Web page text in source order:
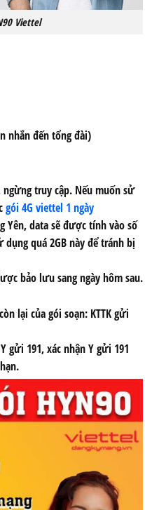
Viettel
nhắn đến tổng đài)
truy cập. Nếu muốn sử
gói 4G viettel 1 ngày
Yên, data sẽ được tính vào số
quá 2GB này để tránh bị
bảo lưu sang ngày hôm sau.
lại của gói soạn: KTTKgửi
gửi 191,xác nhậnYgửi 191